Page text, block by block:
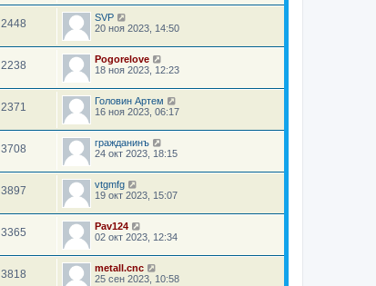
2448
SVP
20 ноя 2023, 14:50
2238
Pogorelove
18 ноя 2023, 12:23
2371
Головин Артем
16 ноя 2023, 06:17
3708
гражданинъ
24 окт 2023, 18:15
3897
vtgmfg
19 окт 2023, 15:07
3365
Pav124
02 окт 2023, 12:34
3818
metall.cnc
25 сен 2023, 10:58